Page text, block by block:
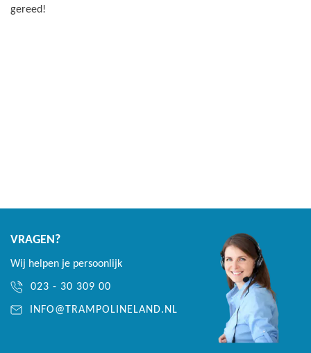
gereed!
VRAGEN?
Wij helpen je persoonlijk
023 - 30 309 00
INFO@TRAMPOLINELAND.NL